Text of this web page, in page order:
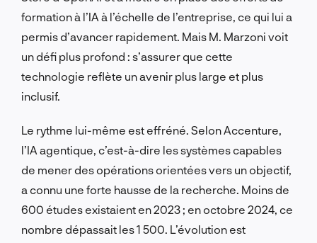
formation à l’IA à l’échelle de l’entreprise, ce qui lui a
permis d’avancer rapidement. Mais M. Marzoni voit
un défi plus profond : s’assurer que cette
technologie reflète un avenir plus large et plus
inclusif.
Le rythme lui-même est effréné. Selon Accenture,
l’IA agentique, c’est-à-dire les systèmes capables
de mener des opérations orientées vers un objectif,
a connu une forte hausse de la recherche. Moins de
600 études existaient en 2023 ; en octobre 2024, ce
nombre dépassait les 1 500. L’évolution est